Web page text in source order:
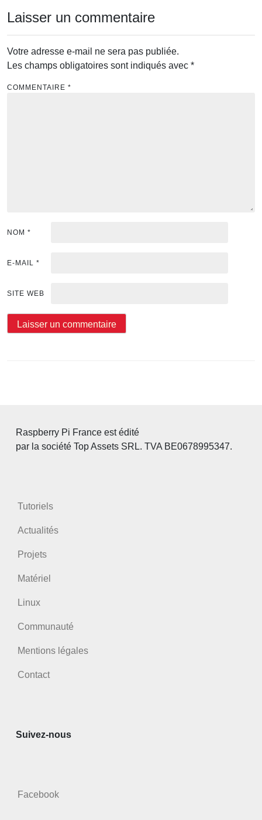
Laisser un commentaire
Votre adresse e-mail ne sera pas publiée.
Les champs obligatoires sont indiqués avec *
COMMENTAIRE *
NOM *
E-MAIL *
SITE WEB
Raspberry Pi France est édité
par la société Top Assets SRL. TVA BE0678995347.
Tutoriels
Actualités
Projets
Matériel
Linux
Communauté
Mentions légales
Contact
Suivez-nous
Facebook